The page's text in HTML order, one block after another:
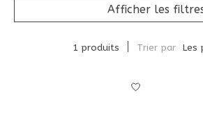
Afficher les
1 produits Trier par Les